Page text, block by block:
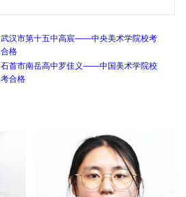
武汉市第十五中高宸——中央美术学院校考
合格
石首市南岳高中罗佳义——中国美术学院校
考合格